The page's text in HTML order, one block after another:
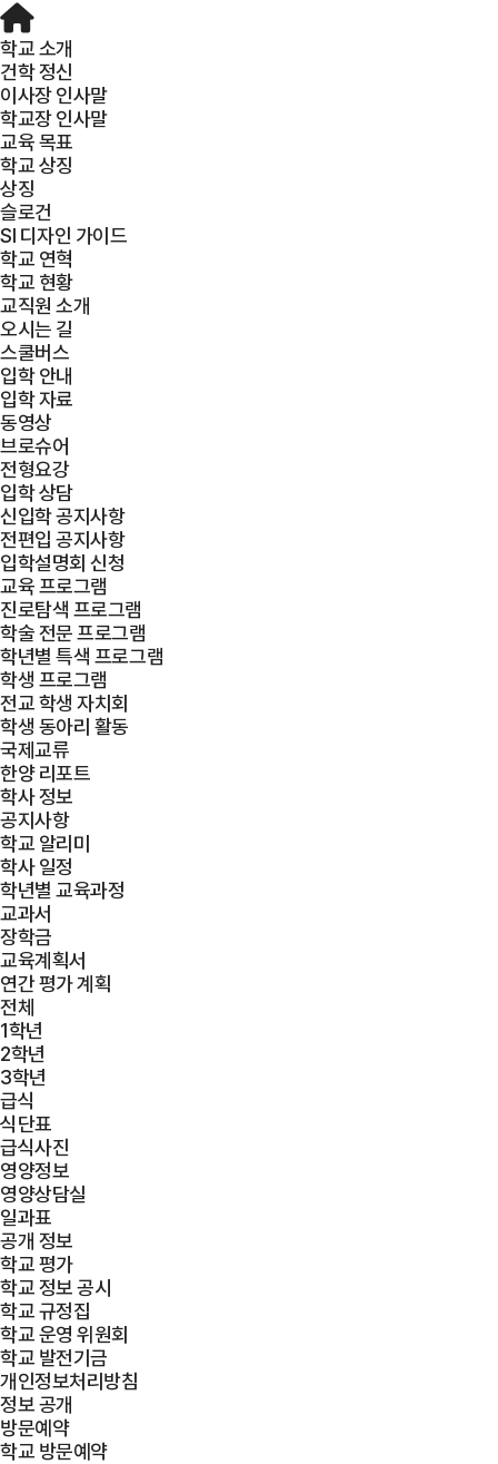
학교 소개
건학 정신
이사장 인사말
학교장 인사말
교육 목표
학교 상징
상징
슬로건
SI 디자인 가이드
학교 연혁
학교 현황
교직원 소개
오시는 길
스쿨버스
입학 안내
입학 자료
동영상
브로슈어
전형요강
입학 상담
신입학 공지사항
전편입 공지사항
입학설명회 신청
교육 프로그램
진로탐색 프로그램
학술 전문 프로그램
학년별 특색 프로그램
학생 프로그램
전교 학생 자치회
학생 동아리 활동
국제교류
한양 리포트
학사 정보
공지사항
학교 알리미
학사 일정
학년별 교육과정
교과서
장학금
교육계획서
연간 평가 계획
전체
1학년
2학년
3학년
급식
식단표
급식사진
영양정보
영양상담실
일과표
공개 정보
학교 평가
학교 정보 공시
학교 규정집
학교 운영 위원회
학교 발전기금
개인정보처리방침
정보 공개
방문예약
학교 방문예약